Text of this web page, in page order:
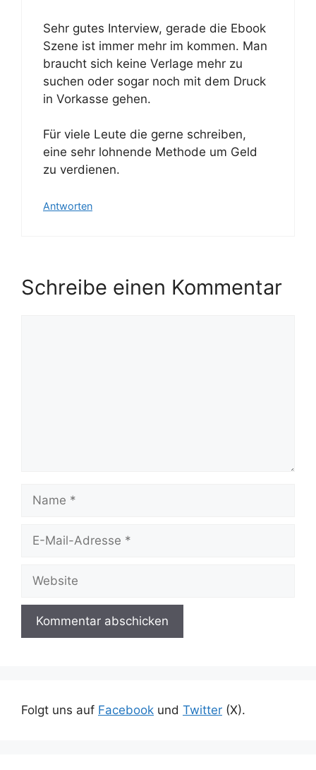
Sehr gutes Interview, gerade die Ebook
Szene ist immer mehr im kommen. Man
braucht sich keine Verlage mehr zu
suchen oder sogar noch mit dem Druck
in Vorkasse gehen.
Für viele Leute die gerne schreiben,
eine sehr lohnende Methode um Geld
zu verdienen.
Antworten
Schreibe einen Kommentar
Name
Website
Folgt uns auf Facebook und Twitter (X).